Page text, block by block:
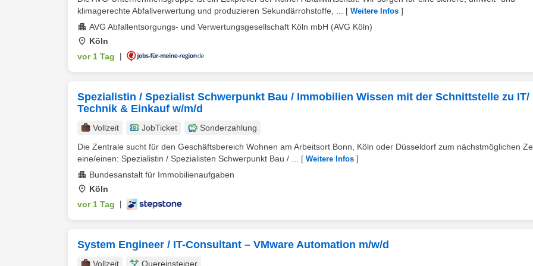
klimagerechte Abfallverwertung und produzieren Sekundärrohstoffe, ...
[ Weitere Infos ]
AVG Abfallentsorgungs- und Verwertungsgesellschaft Köln mbH (AVG Köln)
Köln
vor 1 Tag
Spezialistin / Spezialist Schwerpunkt Bau / Immobilien Wissen mit der Schnittstelle zu IT/
Technik & Einkauf w/m/d
Vollzeit JobTicket
Sonderzahlung
Die Zentrale sucht für den Geschäftsbereich Wohnen am Arbeitsort Bonn, Köln oder Düsseldorf zum nächstmöglichen
eine/einen: Spezialistin / Spezialisten Schwerpunkt Bau / ...
[ Weitere Infos ]
Bundesanstalt für Immobilienaufgaben
Köln
vor 1 Tag
System Engineer / IT-Consultant – VMware Automation m/w/d
Vollzeit Quereinsteiger